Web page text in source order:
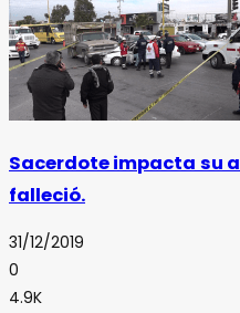
Sacerdote impacta su
falleció.
31/12/2019
0
4.9K